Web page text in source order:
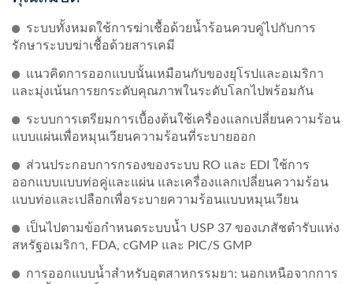
ระบบทั้งหมดใช้การฆ่าเชื้อด้วยน้ำร้อนควบคู่ไปกับการ
รักษาระบบฆ่าเชื้อด้วยสารเคมี
แนวคิดการออกแบบนั้นเหมือนกับของยุโรปและอเมริกา
และมุ่งเน้นการยกระดับคุณภาพในระดับโลกไปพร้อมกัน
ระบบการเตรียมการเบื้องต้นใช้เครื่องแลกเปลี่ยนความร้อน
แบบแผ่นเพื่อหมุนเวียนความร้อนที่ระบายออก
ส่วนประกอบการกรองของระบบ RO และ EDI ใช้การ
ออกแบบแบบท่อคู่และแผ่น และเครื่องแลกเปลี่ยนความร้อน
แบบท่อและเปลือกเพื่อระบายความร้อนแบบหมุนเวียน
เป็นไปตามข้อกำหนดระบบน้ำ USP 37 ของเภสัชตำรับแห่ง
สหรัฐอเมริกา, FDA, cGMP และ PIC/S GMP
การออกแบบน้ำสำหรับอุตสาหกรรมยา: นอกเหนือจากการ